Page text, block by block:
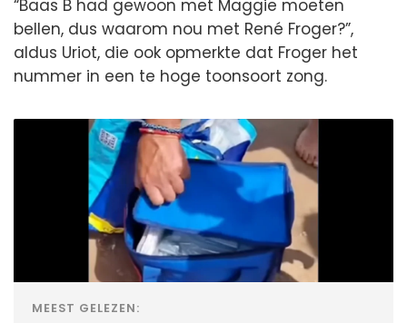
“Baas B had gewoon met Maggie moeten
bellen, dus waarom nou met René Froger?”,
aldus Uriot, die ook opmerkte dat Froger het
nummer in een te hoge toonsoort zong.
MEEST GELEZEN: